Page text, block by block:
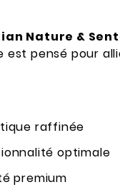
Nature &
est pensé pour
raffinée
optimale
premium